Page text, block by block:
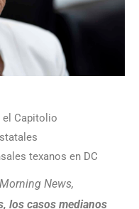
el Capitolio
texanos en DC
News,
los casos medianos